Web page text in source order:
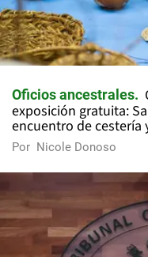
Oficios ancestrales
exposición gratuita:
encuentro de cestería
Por Nicole Donoso